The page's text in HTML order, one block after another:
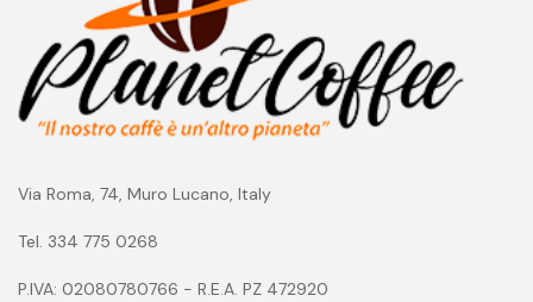
Via Roma, 74, Muro Lucano, Italy
Tel. 334 775 0268
P.IVA: 02080780766 - R.E.A. PZ 472920